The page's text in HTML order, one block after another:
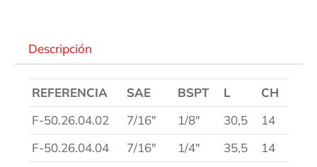
Descripción
REFERENCIA SAE BSPT L
CH
F-50.26.04.02
7/16″ 1/8″ 30,5
14
F-50.26.04.04
7/16″ 1/4″ 35,5
14